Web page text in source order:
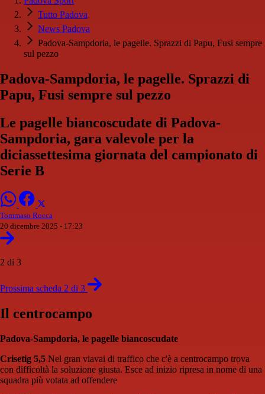
Tutto Padova
News Padova
Padova-Sampdoria, le pagelle. Sprazzi di Papu, Fusi sempre
sul pezzo
Padova-Sampdoria, le pagelle. Sprazzi di
Papu, Fusi sempre sul pezzo
Le pagelle biancoscudate di Padova-
Sampdoria, gara valevole per la
diciassettesima giornata del campionato di
Serie B
Tommaso Rocca
20 dicembre 2025 - 17:23
2 di 3
Prossima scheda 2 di 3
Il centrocampo
Padova-Sampdoria, le pagelle biancoscudate
Crisetig 5,5 Nel gran viavai di traffico che c'è a centrocampo trova
con difficoltà la soluzione giusta. Esce ad inizio ripresa in nome di una
squadra più votata ad offendere